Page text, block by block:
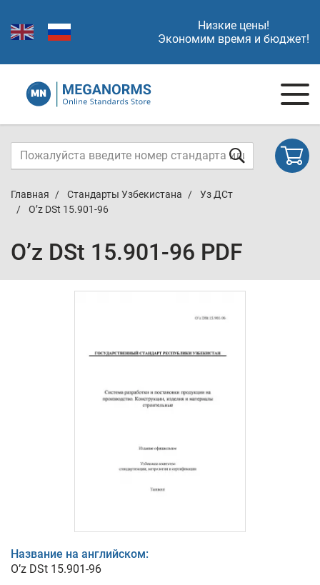
Низкие цены!
Экономим время и бюджет!
Главная Стандарты Узбекистана
Уз ДСт
O’z DSt 15.901-96
O’z DSt 15.901-96 PDF
Название на английском:
O’z DSt 15.901-96